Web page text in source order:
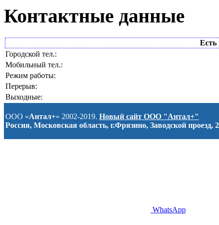
Контактные данные
Есть
Городской тел.:
Мобильный тел.:
Режим работы:
Перерыв:
Выходные:
ООО «Антал+» 2002-2019. Новый сайт ООО "Антал+"
Россия, Московская область, г.Фрязино, Заводской проезд, 2
WhatsApp